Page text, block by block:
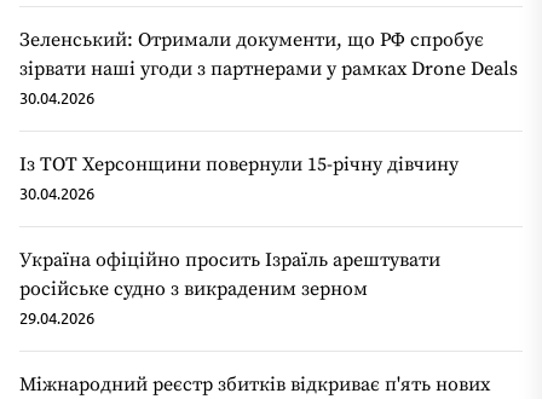
Зеленський: Отримали документи, що РФ спробує
зірвати наші угоди з партнерами у рамках Drone Deals
30.04.2026
Із ТОТ Херсонщини повернули 15-річну дівчину
30.04.2026
Україна офіційно просить Ізраїль арештувати
російське судно з викраденим зерном
29.04.2026
Міжнародний реєстр збитків відкриває п'ять нових